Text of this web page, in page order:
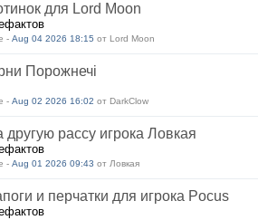
для Lord Moon
- Aug 04 2026 18:15 от Lord Moon
Порожнечі
- Aug 02 2026 16:02 от DarkClow
другую рассу игрока Ловкая
- Aug 01 2026 09:43 от Ловкая
и перчатки для игрока Pocus